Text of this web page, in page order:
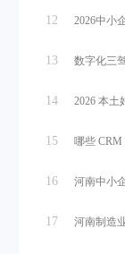
12 2026中小
13 数字化三
14 2026 本土
15 哪些 CRM
16 河南中小
17 河南制造